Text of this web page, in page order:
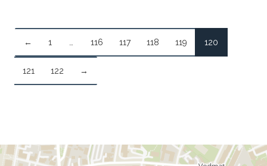
← 1 116 117 118 119 120
121 122 →